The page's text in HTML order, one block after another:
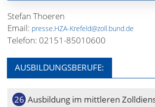
Stefan Thoeren
Email: presse.HZA-Krefeld@zoll.bund.de
Telefon: 02151-85010600
AUSBILDUNGSBERUFE:
Ausbildung im mittleren Zolldienst (m/